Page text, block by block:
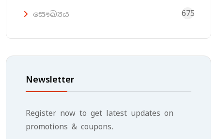
සෞඛ්‍යය 675
Newsletter
Register now to get latest updates on
promotions & coupons.